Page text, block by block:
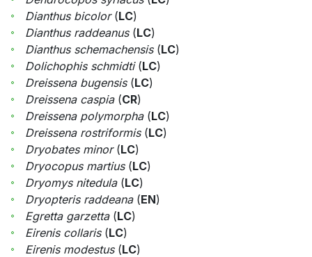
Dianthus bicolor(LC)
Dianthus raddeanus(LC)
Dianthus schemachensis(LC)
Dolichophis schmidti(LC)
Dreissena bugensis(LC)
Dreissena caspia(CR)
Dreissena polymorpha(LC)
Dreissena rostriformis(LC)
Dryobates minor(LC)
Dryocopus martius(LC)
Dryomys nitedula(LC)
Dryopteris raddeana(EN)
Egretta garzetta(LC)
Eirenis collaris(LC)
Eirenis modestus(LC)